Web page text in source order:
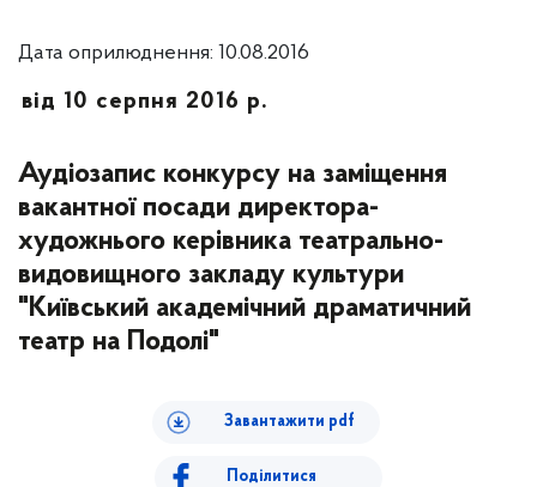
Дата оприлюднення: 10.08.2016
від 10 серпня 2016 р.
Аудіозапис конкурсу на заміщення
вакантної посади директора-
художнього керівника театрально-
видовищного закладу культури
"Київський академічний драматичний
театр на Подолі"
Завантажити pdf
Поділитися